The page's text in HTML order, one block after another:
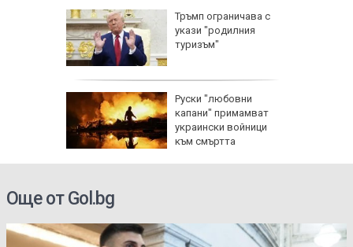
Тръмп ограничава с
укази "родилния
туризъм"
Руски "любовни
капани" примамват
украински войници
към смъртта
Още от Gol.bg